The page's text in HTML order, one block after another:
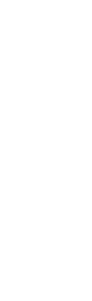
予算のうち５
なる」世界に
％のハイパー
はや国や政府
きた著者が、
き込んであり